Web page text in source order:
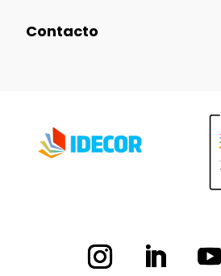
Contacto